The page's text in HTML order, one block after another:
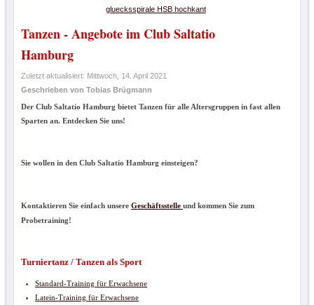
Tanzen - Angebote im Club Saltatio
Hamburg
Zuletzt aktualisiert: Mittwoch, 14. April 2021
Geschrieben von Tobias Brügmann
Der Club Saltatio Hamburg bietet Tanzen für alle Altersgruppen in fast allen
Sparten an. Entdecken Sie uns!
Sie wollen in den Club Saltatio Hamburg einsteigen?
Kontaktieren Sie einfach unsere Geschäftsstelle und kommen Sie zum
Probetraining!
Turniertanz / Tanzen als Sport
Standard-Training für Erwachsene
Latein-Training für Erwachsene